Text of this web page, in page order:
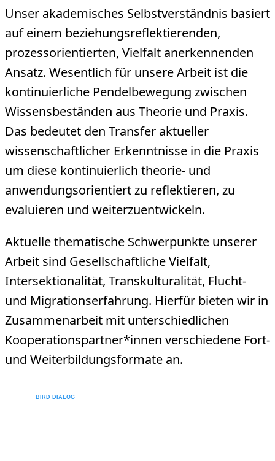
Unser akademisches Selbstverständnis basiert
auf einem beziehungsreflektierenden,
prozessorientierten, Vielfalt anerkennenden
Ansatz. Wesentlich für unsere Arbeit ist die
kontinuierliche Pendelbewegung zwischen
Wissensbeständen aus Theorie und Praxis.
Das bedeutet den Transfer aktueller
wissenschaftlicher Erkenntnisse in die Praxis
um diese kontinuierlich theorie- und
anwendungsorientiert zu reflektieren, zu
evaluieren und weiterzuentwickeln.
Aktuelle thematische Schwerpunkte unserer
Arbeit sind Gesellschaftliche Vielfalt,
Intersektionalität, Transkulturalität, Flucht-
und Migrationserfahrung. Hierfür bieten wir in
Zusammenarbeit mit unterschiedlichen
Kooperationspartner*innen verschiedene Fort-
und Weiterbildungsformate an.
BIRD DIALOG